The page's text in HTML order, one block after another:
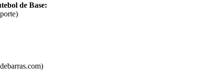
de Base: